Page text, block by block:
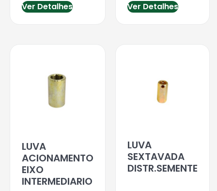
Ver Detalhes Ver Detalhes
LUVA
ACIONAMENTO
EIXO
INTERMEDIARIO
LUVA
SEXTAVADA
DISTR.SEMENTE